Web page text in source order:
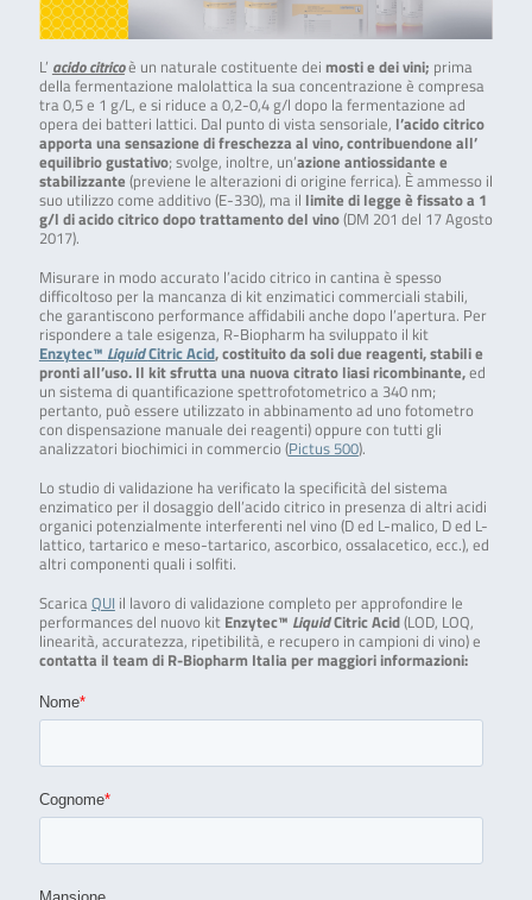
L’ acido citricoè un naturale costituente dei mosti e dei vini; prima
della fermentazione malolattica la sua concentrazione è compresa
tra 0,5 e 1 g/L, e si riduce a 0,2-0,4 g/l dopo la fermentazione ad
opera dei batteri lattici. Dal punto di vista sensoriale, l’acido citrico
apporta una sensazione di freschezza al vino, contribuendone all’
equilibrio gustativo; svolge, inoltre, un’azione antiossidante e
stabilizzante (previene le alterazioni di origine ferrica). È ammesso il
suo utilizzo come additivo (E-330), ma il limite di legge è fissato a 1
g/l di acido citrico dopo trattamento del vino(DM 201 del 17 Agosto
2017).
Misurare in modo accurato l’acido citrico in cantina è spesso
difficoltoso per la mancanza di kit enzimatici commerciali stabili,
che garantiscono performance affidabili anche dopo l’apertura. Per
rispondere a tale esigenza, R-Biopharm ha sviluppato il kit
Enzytec™ LiquidCitric Acid, costituito da soli due reagenti, stabili e
pronti all’uso. Il kit sfrutta una nuova citrato liasi ricombinante,ed
un sistema di quantificazione spettrofotometrico a 340 nm;
pertanto, può essere utilizzato in abbinamento ad uno fotometro
con dispensazione manuale dei reagenti) oppure con tutti gli
analizzatori biochimici in commercio (Pictus 500).
Lo studio di validazione ha verificato la specificità del sistema
enzimatico per il dosaggio dell’acido citrico in presenza di altri acidi
organici potenzialmente interferenti nel vino (D ed L-malico, D ed L-
lattico, tartarico e meso-tartarico, ascorbico, ossalacetico, ecc.), ed
altri componenti quali i solfiti.
Scarica QUI il lavoro di validazione completo per approfondire le
performances del nuovo kit Enzytec™ LiquidCitric Acid(LOD, LOQ,
linearità, accuratezza, ripetibilità, e recupero in campioni di vino) e
contatta il team di R-Biopharm Italia per maggiori informazioni: